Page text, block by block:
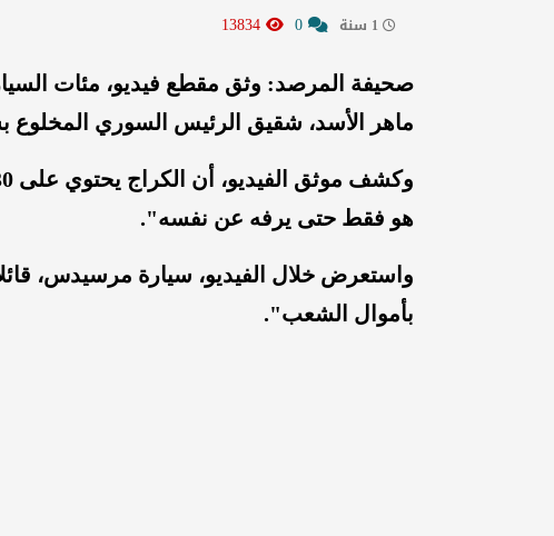
صحيفة المرصد: وثق مقطع فيديو، مئات
ماهر الأسد، شقيق الرئيس السوري المخلوع
هو فقط حتى يرفه عن نفسه".
واستعرض خلال الفيديو، سيارة مرسيدس،
بأموال الشعب".